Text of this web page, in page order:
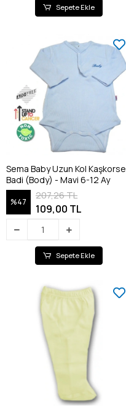
Sepete Ekle
Sema Baby Uzun Kol Kaşkorse
Badi (Body) - Mavi 6-12 Ay
%47
207,26 TL
109,00 TL
Sepete Ekle